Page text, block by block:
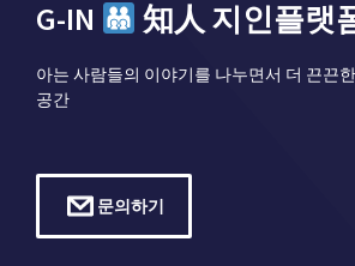
G-IN 知人 지인플랫
아는 사람들의 이야기를 나누면서 더 끈끈
공간
문의하기